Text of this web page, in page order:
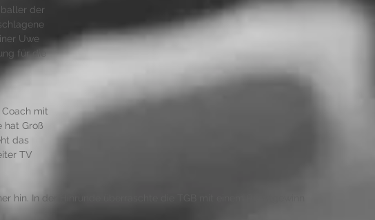
der
Uwe
für die
Coach mit
hat Groß
das
TV
hin. In der Hinrunde überraschte die TGB mit einem Punktgewinn